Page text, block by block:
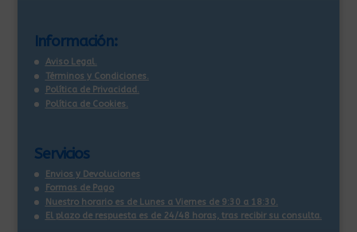
Información:
Aviso Legal.
Términos y Condiciones.
Política de Privacidad.
Política de Cookies.
Servicios
Envios y Devoluciones
Formas de Pago
Nuestro horario es de Lunes a Viernes de 9:30 a 18:30.
El plazo de respuesta es de 24/48 horas, tras recibir su consulta.